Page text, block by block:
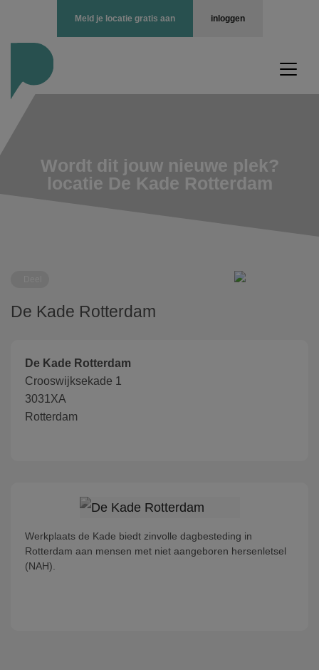
inloggen
Meld je locatie gratis aan
Wordt dit jouw nieuwe plek?
locatie De Kade Rotterdam
De Kade Rotterdam
De Kade Rotterdam
Crooswijksekade 1
3031XA
Rotterdam
Werkplaats de Kade biedt zinvolle dagbesteding in
Rotterdam aan mensen met niet aangeboren hersenletsel
(NAH).